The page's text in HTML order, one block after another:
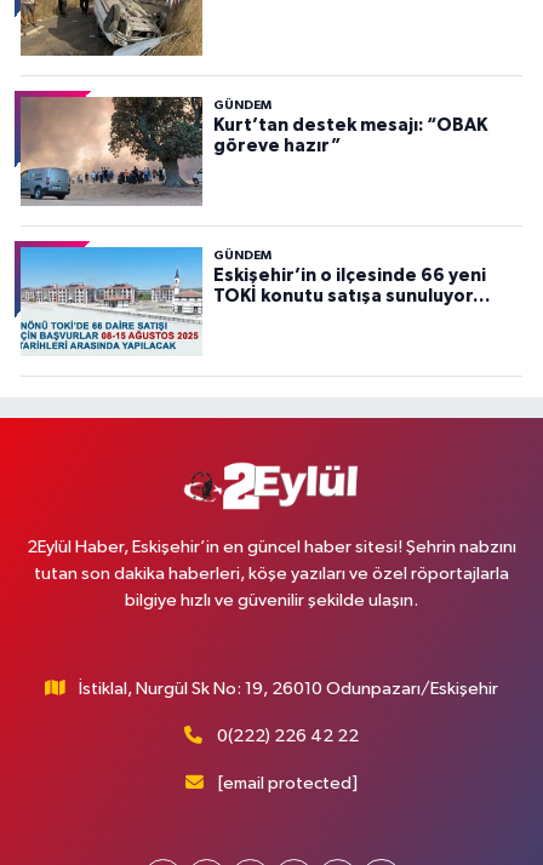
GÜNDEM
Kurt’tan destek mesajı: “OBAK
göreve hazır”
GÜNDEM
Eskişehir’in o ilçesinde 66 yeni
TOKİ konutu satışa sunuluyor…
2Eylül Haber, Eskişehir’in en güncel haber sitesi! Şehrin nabzını
tutan son dakika haberleri, köşe yazıları ve özel röportajlarla
bilgiye hızlı ve güvenilir şekilde ulaşın.
İstiklal, Nurgül Sk No: 19, 26010 Odunpazarı/Eskişehir
0(222) 226 42 22
[email protected]